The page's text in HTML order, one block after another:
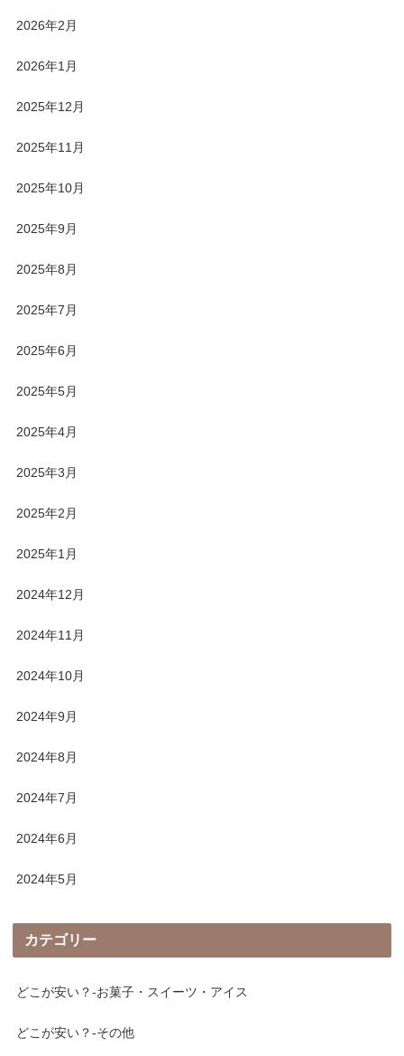
2026年2月
2026年1月
2025年12月
2025年11月
2025年10月
2025年9月
2025年8月
2025年7月
2025年6月
2025年5月
2025年4月
2025年3月
2025年2月
2025年1月
2024年12月
2024年11月
2024年10月
2024年9月
2024年8月
2024年7月
2024年6月
2024年5月
カテゴリー
どこが安い？-お菓子・スイーツ・アイス
どこが安い？-その他